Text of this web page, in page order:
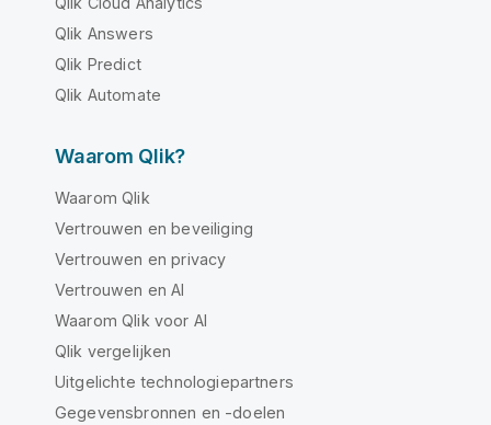
Qlik Answers
Qlik Predict
Qlik Automate
Waarom Qlik?
Waarom Qlik
Vertrouwen en beveiliging
Vertrouwen en privacy
Vertrouwen en AI
Waarom Qlik voor AI
Qlik vergelijken
Uitgelichte technologiepartners
Gegevensbronnen en -doelen